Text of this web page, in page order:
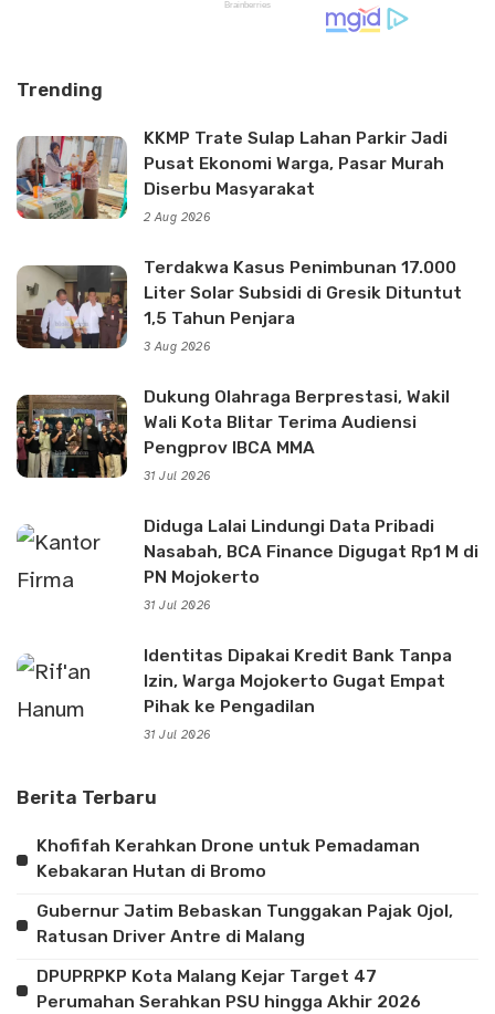
Trending
KKMP Trate Sulap Lahan Parkir Jadi
Pusat Ekonomi Warga, Pasar Murah
Diserbu Masyarakat
2 Aug 2026
Terdakwa Kasus Penimbunan 17.000
Liter Solar Subsidi di Gresik Dituntut
1,5 Tahun Penjara
3 Aug 2026
Dukung Olahraga Berprestasi, Wakil
Wali Kota Blitar Terima Audiensi
Pengprov IBCA MMA
31 Jul 2026
Diduga Lalai Lindungi Data Pribadi
Nasabah, BCA Finance Digugat Rp1 M di
PN Mojokerto
31 Jul 2026
Identitas Dipakai Kredit Bank Tanpa
Izin, Warga Mojokerto Gugat Empat
Pihak ke Pengadilan
31 Jul 2026
Berita Terbaru
Khofifah Kerahkan Drone untuk Pemadaman
Kebakaran Hutan di Bromo
Gubernur Jatim Bebaskan Tunggakan Pajak Ojol,
Ratusan Driver Antre di Malang
DPUPRPKP Kota Malang Kejar Target 47
Perumahan Serahkan PSU hingga Akhir 2026